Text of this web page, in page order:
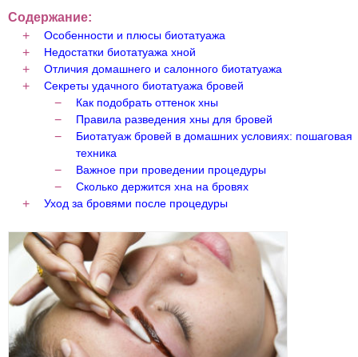
Содержание:
Особенности и плюсы биотатуажа
Недостатки биотатуажа хной
Отличия домашнего и салонного биотатуажа
Секреты удачного биотатуажа бровей
Как подобрать оттенок хны
Правила разведения хны для бровей
Биотатуаж бровей в домашних условиях: пошаговая
техника
Важное при проведении процедуры
Сколько держится хна на бровях
Уход за бровями после процедуры